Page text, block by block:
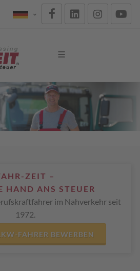
ZEIT –
HAND ANS STEUER
im Nahverkehr seit
1972.
FAHRER BEWERBEN